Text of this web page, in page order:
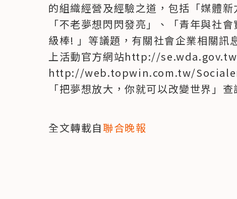
的組織經營及經驗之道，包括「媒體
「不老夢想閃閃發亮」、「青年與社
級棒! 」等議題，有關社會企業相關訊
上活動官方網站http://
http://web.topwin.com.tw/
「把夢想放大，你就可以改變世界」查
全文轉載自聯合晚報